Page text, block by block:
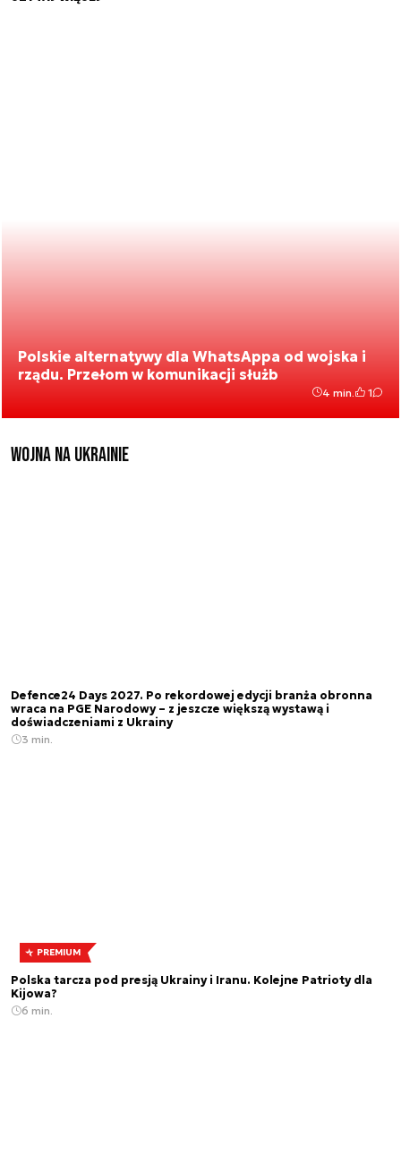
Polskie alternatywy dla WhatsAppa od wojska i
rządu. Przełom w komunikacji służb
4 min. 1
Wojna na Ukrainie
Defence24 Days 2027. Po rekordowej edycji branża obronna
wraca na PGE Narodowy – z jeszcze większą wystawą i
doświadczeniami z Ukrainy
3 min.
PREMIUM
Polska tarcza pod presją Ukrainy i Iranu. Kolejne Patrioty dla
Kijowa?
6 min.